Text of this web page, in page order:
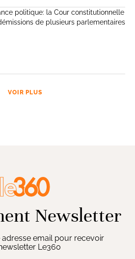
politique: la Cour constitutionnelle
de plusieurs parlementaires
VOIR PLUS
Newsletter
adresse email pour recevoir
Le360